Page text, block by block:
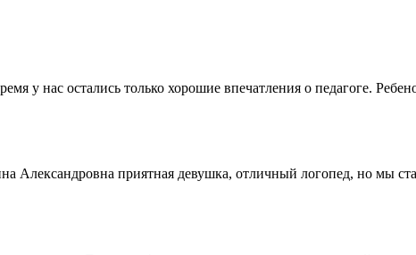
у нас остались только хорошие впечатления о педагоге.
Александровна приятная девушка, отличный логопед, но мы